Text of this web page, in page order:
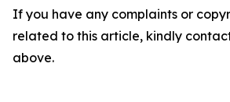
If you have any complaints or
related to this article, kindly
above.